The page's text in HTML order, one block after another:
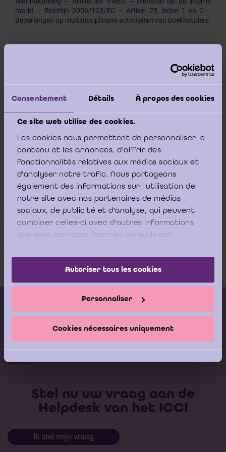
Consentement Détails À propos des cookies
Ce site web utilise des cookies.
Les cookies nous permettent de personnaliser le
contenu et les annonces, d'offrir des
fonctionnalités relatives aux médias sociaux et
d'analyser notre trafic. Nous partageons
également des informations sur l'utilisation de
notre site avec nos partenaires de médias
sociaux, de publicité et d'analyse, qui peuvent
combiner celles-ci avec d'autres informations
que vous leur avez fournies ou qu'ils ont
services.
Autoriser tous les cookies
Personnaliser
Cookies nécessaires uniquement
markt – Richtlijn 2006/123/EG – Artikel 25, leden 1 en 2 –
Beperkingen op multidisciplinaire activiteiten van boekhouders
Door een verbod in te stellen op het gezamenlijk uitoefenen van
de activiteiten van boekhouder en die van
vastgoedmakelaar dan wel bancaire activiteiten en activiteiten
te staan het gezamenlijk uitoefenen van de activiteiten van
boekhouder en elke ambachts-, landbouw- en handelsactiviteit
te verbieden, is het Koninkrijk België de verplichtingen niet
nagekomen die op deze lidstaat rusten krachtens artikel 25
van richtlijn 2006/123/EG van het Europees Parlement en de
Raad van 12 december 2006 betreffende diensten op de
interne markt en artikel 49 VWEU.
Hof van Justitie van de Europese Unie -
4de kamer - Arrest van 27 februari 2020
C-384_18_Redacted
Download
Gepubliceerde adviezen
Modeldocumenten
Boeken
Stel nu uw vraag aan de
Helpdesk van het ICCI
Ik stel mijn vraag